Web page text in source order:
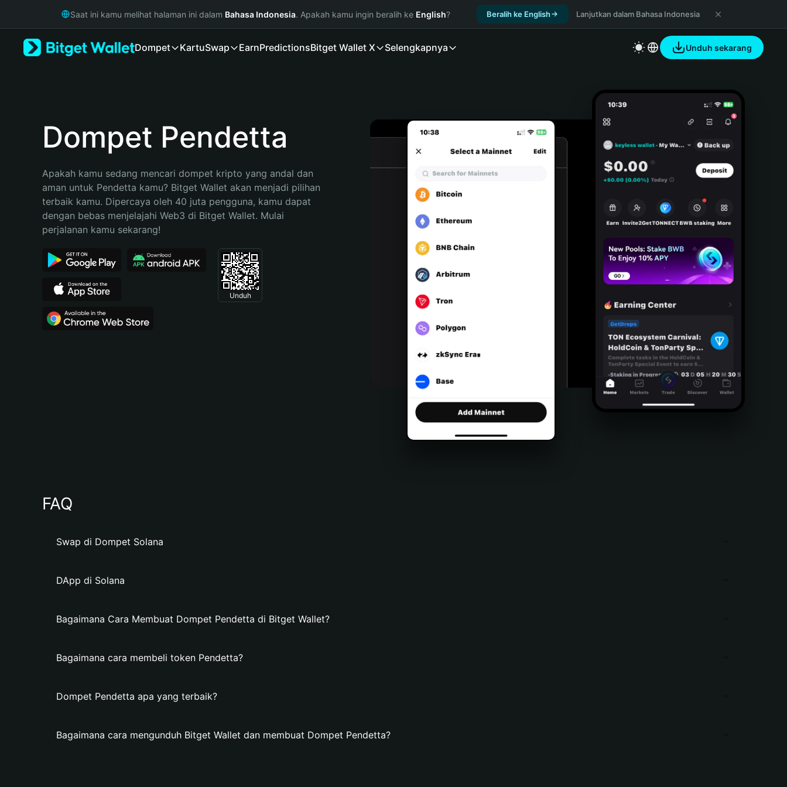
Русский
Bahasa Indonesia
Español (Argentina)
Saat ini kamu melihat halaman ini dalam Bahasa Indonesia. Apakah kamu ingin beralih ke English? Beralih ke English Lanjutkan dalam Bahasa Indonesia
Dompet KartuSwap EarnPredictionsBitget Wallet X Selengkapnya Unduh sekarang
Dompet Pendetta
Apakah kamu sedang mencari dompet kripto yang andal dan
aman untuk Pendetta kamu? Bitget Wallet akan menjadi pilihan
terbaik kamu. Dipercaya oleh 40 juta pengguna, kamu dapat
dengan bebas menjelajahi Web3 di Bitget Wallet. Mulai
perjalanan kamu sekarang!
Unduh
FAQ
Swap di Dompet Solana
DApp di Solana
Bagaimana Cara Membuat Dompet Pendetta di Bitget Wallet?
Bagaimana cara membeli token Pendetta?
Dompet Pendetta apa yang terbaik?
Bagaimana cara mengunduh Bitget Wallet dan membuat Dompet Pendetta?